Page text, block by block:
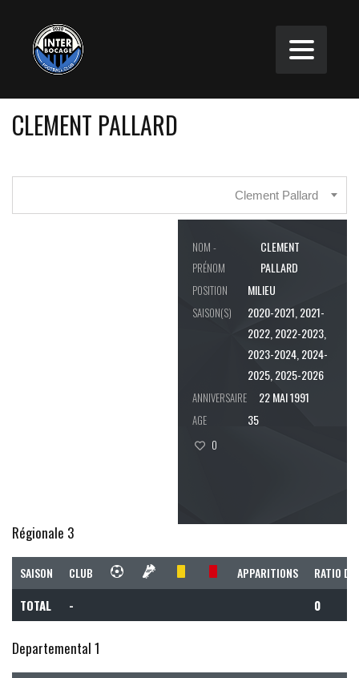
CLEMENT PALLARD
Clement Pallard
NOM -
PRÉNOM
CLEMENT
PALLARD
POSITION MILIEU
SAISON(S)
2020-2021, 2021-
2022, 2022-2023,
2023-2024, 2024-
2025, 2025-2026
ANNIVERSAIRE 22 MAI 1991
AGE 35
0
Régionale 3
SAISON CLUB APPARITIONS RATIO
TOTAL - 0
Departemental 1